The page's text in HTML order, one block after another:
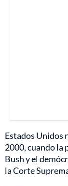
Estados Unidos
2000, cuando la
Bush y el
la Corte